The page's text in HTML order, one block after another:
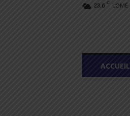
23.6 C LOMÉ
L
M
ACCUEIL